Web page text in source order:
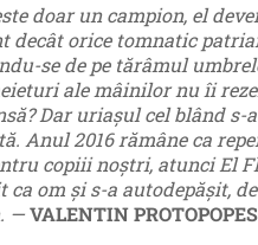
doar un campion, el
orice tomnatic
se de pe tărâmul
ale mâinilor nu îi
Dar uriaşul cel blând
Anul 2016 rămâne ca
copiii noştri, atunci El
om şi s-a autodepăşit,
—VALENTIN